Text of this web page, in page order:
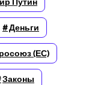
Деньги
(ЕС)
Законы